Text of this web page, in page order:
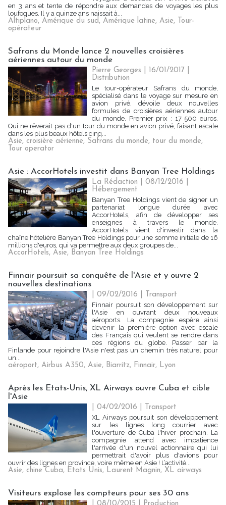
en 3 ans et tente de répondre aux demandes de voyages les plus
loufoques. Il y a quinze ans naissait à...
Altiplano, Amérique du sud, Amérique latine, Asie, Tour-
opérateur
Safrans du Monde lance 2 nouvelles croisières
aériennes autour du monde
Pierre Georges | 16/01/2017
Distribution
Le tour-opérateur Safrans du monde,
spécialisé dans le voyage sur mesure en
avion privé, dévoile deux nouvelles
formules de croisières aériennes autour
du monde. Premier prix : 17 500 euros.
Qui ne rêverait pas d'un tour du monde en avion privé, faisant escale
dans les plus beaux hôtels cinq...
Asie, croisière aérienne, Safrans du monde, tour du monde,
Tour operator
Asie : AccorHotels investit dans Banyan Tree Holdings
La Rédaction | 08/12/2016
Hébergement
Banyan Tree Holdings vient de signer un
partenariat longue durée avec
AccorHotels, afin de développer ses
enseignes à travers le monde.
AccorHotels vient d'investir dans la
chaîne hôtelière Banyan Tree Holdings pour une somme initiale de 16
millions d'euros, qui va permettre aux deux groupes de...
AccorHotels, Asie, Banyan Tree Holdings
Finnair poursuit sa conquête de l'Asie et y ouvre 2
nouvelles destinations
| 09/02/2016
Transport
Finnair poursuit son développement sur
l'Asie en ouvrant deux nouveaux
aéroports. La compagnie espère ainsi
devenir la première option avec escale
des Français qui veulent se rendre dans
ces régions du globe. Passer par la
Finlande pour rejoindre l'Asie n'est pas un chemin très naturel pour
un...
aéroport, Airbus A350, Asie, Biarritz, Finnair, Lyon
Après les Etats-Unis, XL Airways ouvre Cuba et cible
l'Asie
| 04/02/2016
Transport
XL Airways poursuit son développement
sur les lignes long courrier avec
l'ouverture de Cuba l'hiver prochain. La
compagnie attend avec impatience
l'arrivée d'un nouvel actionnaire qui lui
permettrait d'avoir plus d'avions pour
ouvrir des lignes en province, voire même en Asie ! L’activité...
Asie, chine Cuba, Etats Unis, Laurent Magnin, XL airways
Visiteurs explose les compteurs pour ses 30 ans